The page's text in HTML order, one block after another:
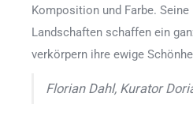
Komposition und Farbe.
Landschaften schaffen ein
verkörpern ihre ewige
Florian Dahl, Kurator